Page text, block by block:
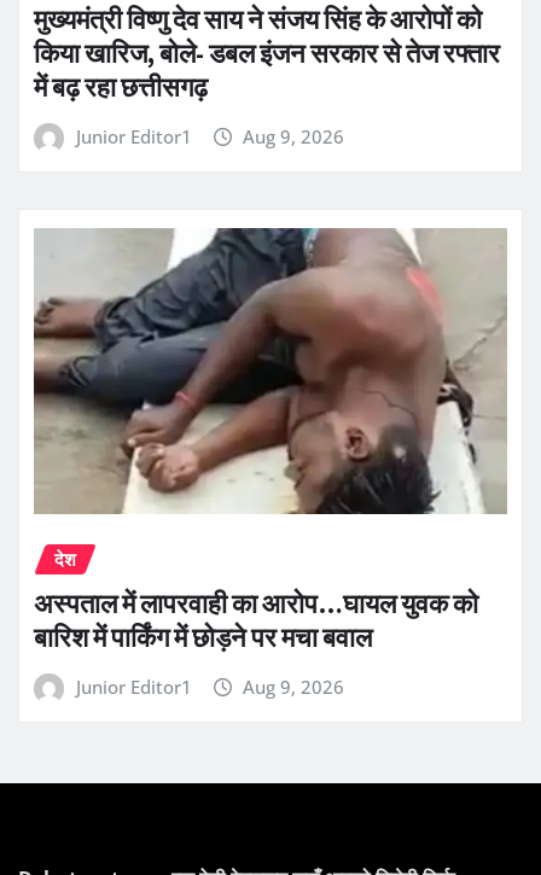
मुख्यमंत्री विष्णु देव साय ने संजय सिंह के आरोपों को
किया खारिज, बोले- डबल इंजन सरकार से तेज रफ्तार
में बढ़ रहा छत्तीसगढ़
Junior Editor1 Aug 9, 2026
देश
अस्पताल में लापरवाही का आरोप…घायल युवक को
बारिश में पार्किंग में छोड़ने पर मचा बवाल
Junior Editor1 Aug 9, 2026